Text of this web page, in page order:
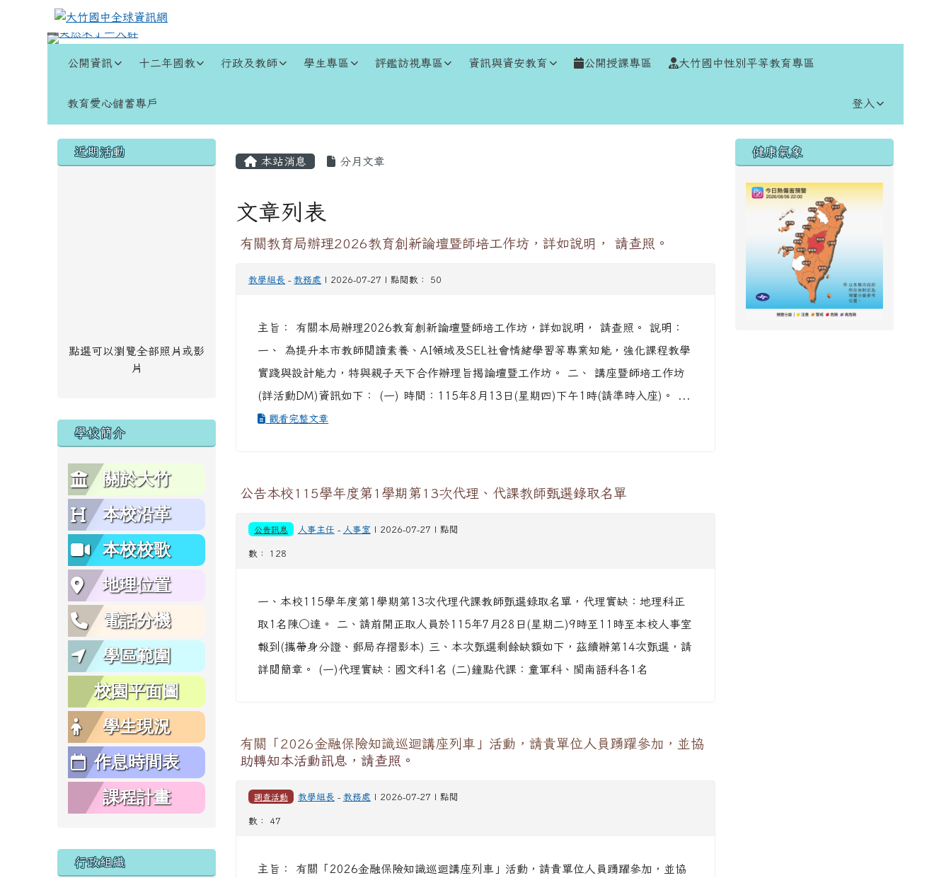
跳至主內容區
大竹國中全球資訊網
公開資訊 十二年國教 行政及教師 學生專區 評鑑訪視專區 資訊與資安教育 公開授課專區 大竹國中性別平等教育專區
教育愛心儲蓄專戶 登入
左邊區域內容
近期活動
點選可以瀏覽全部照片或影
片
學校簡介
關於大竹
本校沿革
本校校歌
地理位置
電話分機
學區範圍
校園平面圖
學生現況
作息時間表
課程計畫
行政組織
主內容區域
本站消息 分月文章
文章列表
有關教育局辦理2026教育創新論壇暨師培工作坊，詳如說明， 請查照。
教學組長 -教務處 | 2026-07-27 | 點閱數： 50
主旨： 有關本局辦理2026教育創新論壇暨師培工作坊，詳如說明， 請查照。 說明：
一、 為提升本市教師閱讀素養、AI領域及SEL社會情緒學習等專業知能，強化課程教學
實踐與設計能力，特與親子天下合作辦理旨揭論壇暨工作坊。 二、 講座暨師培工作坊
(詳活動DM)資訊如下： (一) 時間：115年8月13日(星期四)下午1時(請準時入座)。 ...
觀看完整文章
公告本校115學年度第1學期第13次代理、代課教師甄選錄取名單
公告訊息 人事主任 - 人事室 | 2026-07-27 | 點閱
數： 128
一、本校115學年度第1學期第13次代理代課教師甄選錄取名單，代理實缺：地理科正
取1名陳○達。 二、請前開正取人員於115年7月28日(星期二)9時至11時至本校人事室
報到(攜帶身分證、郵局存摺影本) 三、本次甄選剩餘缺額如下，茲續辦第14次甄選，請
詳閱簡章。 (一)代理實缺：國文科1名 (二)鐘點代課：童軍科、閩南語科各1名
有關「2026金融保險知識巡迴講座列車」活動，請貴單位人員踴躍參加，並協
助轉知本活動訊息，請查照。
調查活動 教學組長 - 教務處 | 2026-07-27 | 點閱
數： 47
主旨： 有關「2026金融保險知識巡迴講座列車」活動，請貴單位人員踴躍參加，並協
右邊區域內容
健康氣象
頁尾區域